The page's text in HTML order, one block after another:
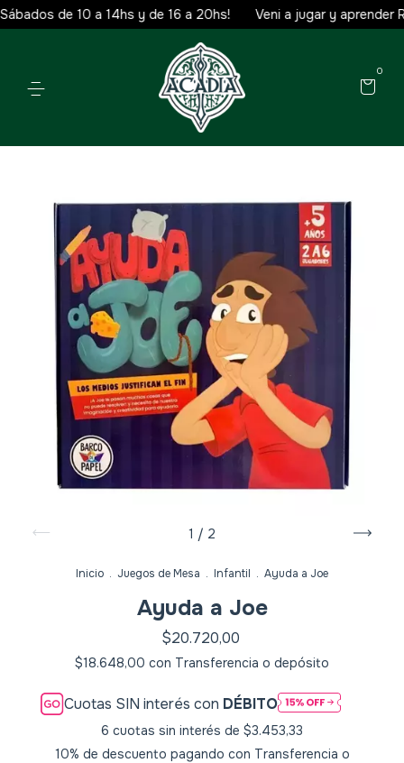
de 10 a 14hs y de 16 a 20hs! Veni a jugar y aprender
0
1 / 2
Inicio . Juegos de Mesa . Infantil . Ayuda a Joe
Ayuda a Joe
$20.720,00
$18.648,00 con Transferencia o depósito
Cuotas SIN interés con DÉBITO
6 cuotas sin interés de $3.453,33
10% de descuento pagando con Transferencia o